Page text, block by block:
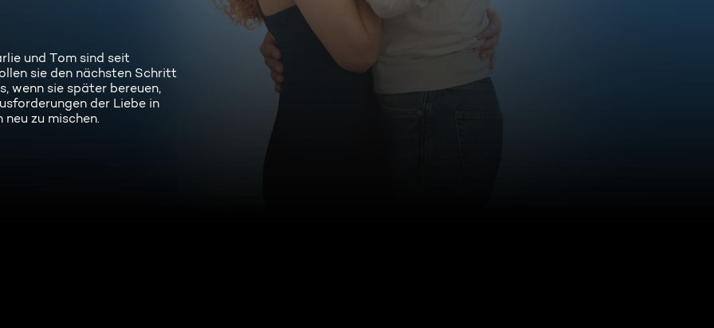
und Tom sind seit
sie den nächsten Schritt
wenn sie später bereuen,
der Liebe in
zu mischen.